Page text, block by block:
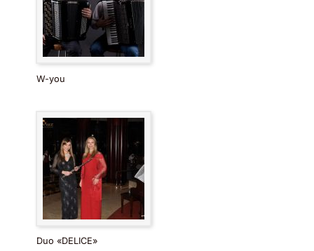
W-you
Duo «DELICE»